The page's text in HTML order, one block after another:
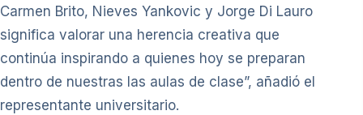
Carmen Brito, Nieves Yankovic y Jorge Di Lauro
significa valorar una herencia creativa que
continúa inspirando a quienes hoy se preparan
dentro de nuestras las aulas de clase”, añadió el
representante universitario.